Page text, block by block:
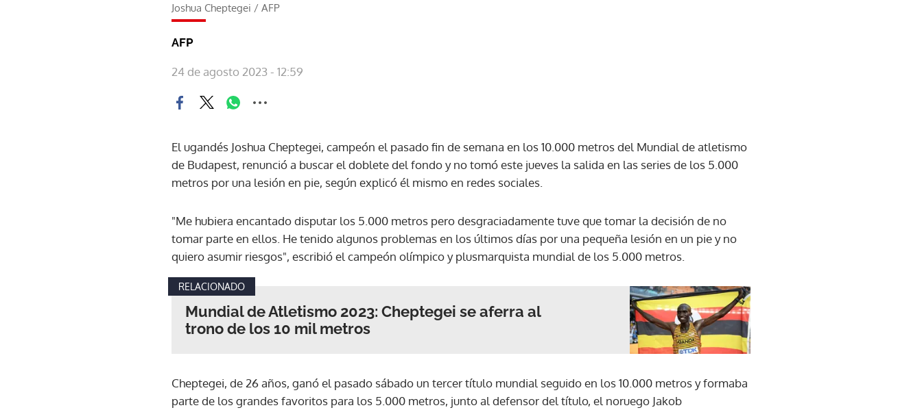
Joshua Cheptegei / AFP
AFP
24 de agosto 2023 - 12:59
El ugandés Joshua Cheptegei, campeón el pasado fin de semana en los 10.000 metros del Mundial de atletismo
de Budapest, renunció a buscar el doblete del fondo y no tomó este jueves la salida en las series de los 5.000
metros por una lesión en pie, según explicó él mismo en redes sociales.
"Me hubiera encantado disputar los 5.000 metros pero desgraciadamente tuve que tomar la decisión de no
tomar parte en ellos. He tenido algunos problemas en los últimos días por una pequeña lesión en un pie y no
quiero asumir riesgos", escribió el campeón olímpico y plusmarquista mundial de los 5.000 metros.
RELACIONADO
Mundial de Atletismo 2023: Cheptegei se aferra al
trono de los 10 mil metros
Cheptegei, de 26 años, ganó el pasado sábado un tercer título mundial seguido en los 10.000 metros y formaba
parte de los grandes favoritos para los 5.000 metros, junto al defensor del título, el noruego Jakob